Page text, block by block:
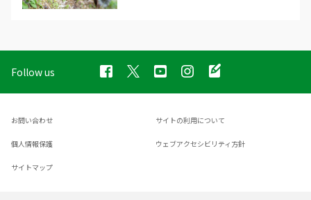
Follow us
お問い合わせ サイトの利用について
個人情報保護 ウェブアクセシビリティ方針
サイトマップ